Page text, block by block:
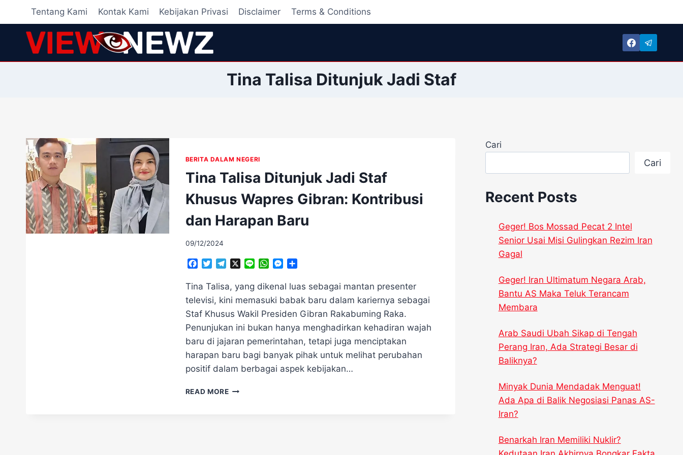
content
Tentang Kami Kontak Kami Kebijakan Privasi Disclaimer Terms & Conditions
Tina Talisa Ditunjuk Jadi Staf
BERITA DALAM NEGERI
Tina Talisa Ditunjuk Jadi Staf
Khusus Wapres Gibran: Kontribusi
dan Harapan Baru
09/12/2024
Facebook
TwitterTelegramLine WhatsAppMessenger
Tina Talisa, yang dikenal luas sebagai mantan presenter
televisi, kini memasuki babak baru dalam kariernya sebagai
Staf Khusus Wakil Presiden Gibran Rakabuming Raka.
Penunjukan ini bukan hanya menghadirkan kehadiran wajah
baru di jajaran pemerintahan, tetapi juga menciptakan
harapan baru bagi banyak pihak untuk melihat perubahan
positif dalam berbagai aspek kebijakan…
READ MORETINA
Cari
Cari
Recent Posts
Geger! Bos Mossad Pecat 2 Intel
Senior Usai Misi Gulingkan Rezim Iran
Gagal
Geger! Iran Ultimatum Negara Arab,
Bantu AS Maka Teluk Terancam
Membara
Arab Saudi Ubah Sikap di Tengah
Perang Iran, Ada Strategi Besar di
Baliknya?
Minyak Dunia Mendadak Menguat!
Ada Apa di Balik Negosiasi Panas AS-
Iran?
Benarkah Iran Memiliki Nuklir?